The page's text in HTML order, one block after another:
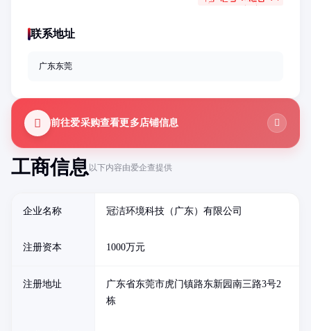
工商信息以下内容由爱企查提供
企业名称 冠洁环境科技（广东）有限公司
注册资本 1000万元
注册地址
广东省东莞市虎门镇路东新园南三路3号2
栋
联系地址
广东东莞
前往爱采购查看更多店铺信息